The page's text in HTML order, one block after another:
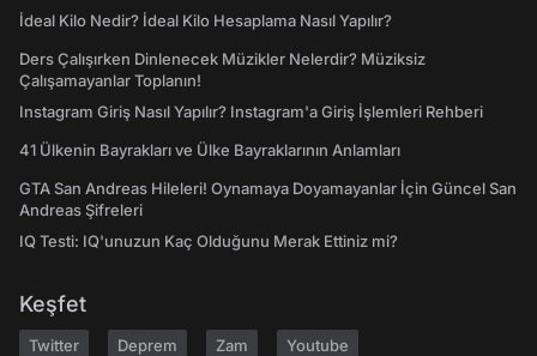
İdeal Kilo Nedir? İdeal Kilo Hesaplama Nasıl Yapılır?
Ders Çalışırken Dinlenecek Müzikler Nelerdir? Müziksiz
Çalışamayanlar Toplanın!
Instagram Giriş Nasıl Yapılır? Instagram'a Giriş İşlemleri Rehberi
41 Ülkenin Bayrakları ve Ülke Bayraklarının Anlamları
GTA San Andreas Hileleri! Oynamaya Doyamayanlar İçin Güncel San
Andreas Şifreleri
IQ Testi: IQ'unuzun Kaç Olduğunu Merak Ettiniz mi?
Keşfet
Twitter Deprem Zam Youtube